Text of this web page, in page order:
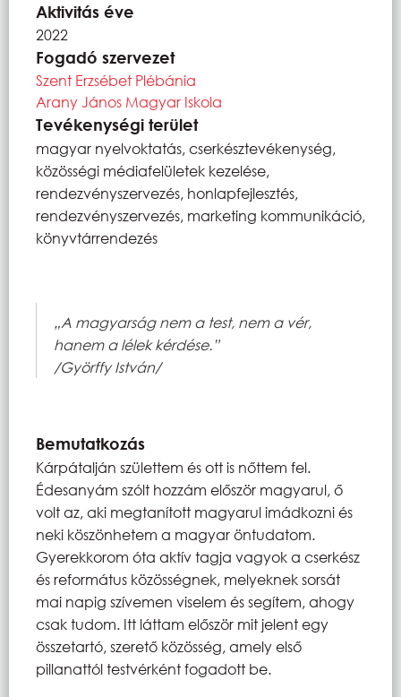
Aktivitás éve
2022
Fogadó szervezet
Szent Erzsébet Plébánia
Arany János Magyar Iskola
Tevékenységi terület
magyar nyelvoktatás, cserkésztevékenység,
közösségi médiafelületek kezelése,
rendezvényszervezés, honlapfejlesztés,
rendezvényszervezés, marketing kommunikáció,
könyvtárrendezés
„A magyarság nem a test, nem a vér,
hanem a lélek kérdése.”
/Györffy István/
Bemutatkozás
Kárpátalján születtem és ott is nőttem fel.
Édesanyám szólt hozzám először magyarul, ő
volt az, aki megtanított magyarul imádkozni és
neki köszönhetem a magyar öntudatom.
Gyerekkorom óta aktív tagja vagyok a cserkész
és református közösségnek, melyeknek sorsát
mai napig szívemen viselem és segítem, ahogy
csak tudom. Itt láttam először mit jelent egy
összetartó, szerető közösség, amely első
pillanattól testvérként fogadott be.